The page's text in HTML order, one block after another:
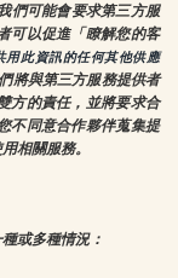
們可能會要求第三方服
可以促進「瞭解您的客
用此資訊的任何其他供應
將與第三方服務提供者
方的責任，並將要求合
不同意合作夥伴蒐集提
相關服務。
或多種情況：